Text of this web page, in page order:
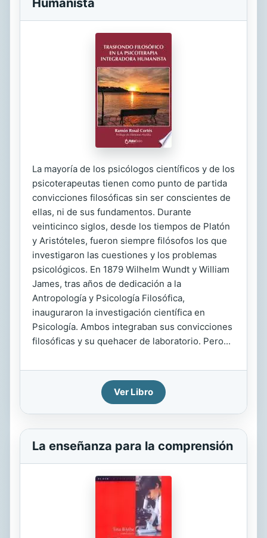
Humanista
La mayoría de los psicólogos científicos y de los
psicoterapeutas tienen como punto de partida
convicciones filosóficas sin ser conscientes de
ellas, ni de sus fundamentos. Durante
veinticinco siglos, desde los tiempos de Platón
y Aristóteles, fueron siempre filósofos los que
investigaron las cuestiones y los problemas
psicológicos. En 1879 Wilhelm Wundt y William
James, tras años de dedicación a la
Antropología y Psicología Filosófica,
inauguraron la investigación científica en
Psicología. Ambos integraban sus convicciones
filosóficas y su quehacer de laboratorio. Pero...
Ver Libro
La enseñanza para la comprensión